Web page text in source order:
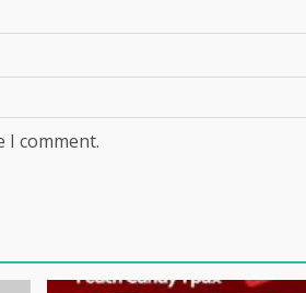
I comment.